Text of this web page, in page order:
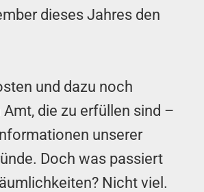
dieses Jahres den
und dazu noch
die zu erfüllen sind –
unserer
Doch was passiert
Nicht viel.